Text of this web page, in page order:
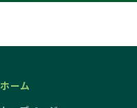
ホーム